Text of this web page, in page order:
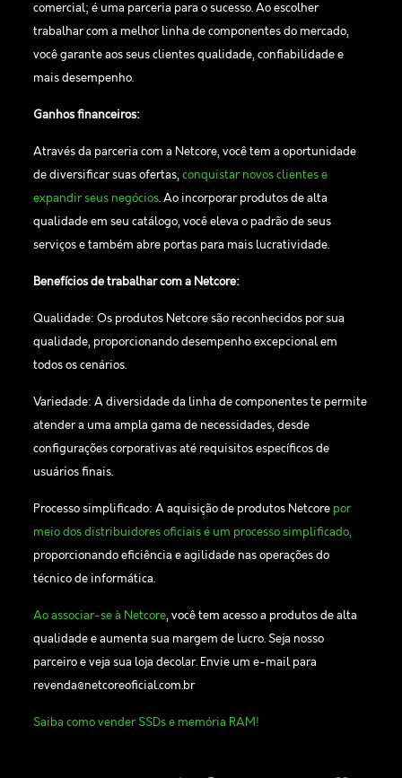
comercial; é uma parceria para o sucesso. Ao escolher
trabalhar com a melhor linha de componentes do mercado,
você garante aos seus clientes qualidade, confiabilidade e
mais desempenho.
Ganhos financeiros:
Através da parceria com a Netcore, você tem a oportunidade
de diversificar suas ofertas, conquistar novos clientes e
expandir seus negócios. Ao incorporar produtos de alta
qualidade em seu catálogo, você eleva o padrão de seus
serviços e também abre portas para mais lucratividade.
Benefícios de trabalhar com a Netcore:
Qualidade: Os produtos Netcore são reconhecidos por sua
qualidade, proporcionando desempenho excepcional em
todos os cenários.
Variedade: A diversidade da linha de componentes te permite
atender a uma ampla gama de necessidades, desde
configurações corporativas até requisitos específicos de
usuários finais.
Processo simplificado: A aquisição de produtos Netcore por
meio dos distribuidores oficiais é um processo simplificado,
proporcionando eficiência e agilidade nas operações do
técnico de informática.
Ao associar-se à Netcore, você tem acesso a produtos de alta
qualidade e aumenta sua margem de lucro. Seja nosso
parceiro e veja sua loja decolar. Envie um e-mail para
revenda@netcoreoficial.com.br
Saiba como vender SSDs e memória RAM!